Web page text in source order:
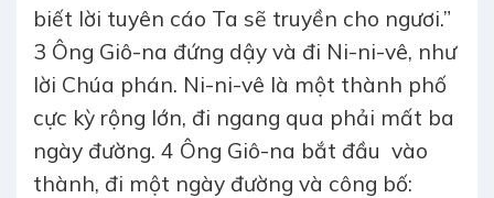
biết lời tuyên cáo Ta sẽ truyền cho ngươi.”
3 Ông Giô-na đứng dậy và đi Ni-ni-vê, như
lời Chúa phán. Ni-ni-vê là một thành phố
cực kỳ rộng lớn, đi ngang qua phải mất ba
ngày đường. 4 Ông Giô-na bắt đầu vào
thành, đi một ngày đường và công bố: